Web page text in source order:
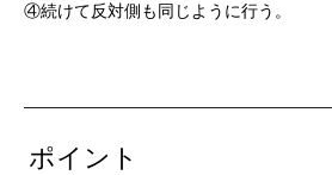
④続けて反対側も同じように行う。
ポイント